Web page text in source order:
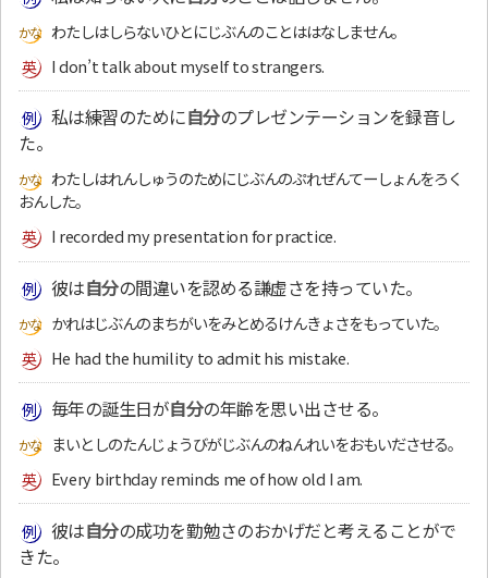
わたしはしらないひとにじぶんのことははなしません。
I don’t talk about myself to strangers.
私は練習のために自分のプレゼンテーションを録音し
た。
わたしはれんしゅうのためにじぶんのぷれぜんてーしょんをろく
おんした。
I recorded my presentation for practice.
彼は自分の間違いを認める謙虚さを持っていた。
かれはじぶんのまちがいをみとめるけんきょさをもっていた。
He had the humility to admit his mistake.
毎年の誕生日が自分の年齢を思い出させる。
まいとしのたんじょうびがじぶんのねんれいをおもいださせる。
Every birthday reminds me of how old I am.
彼は自分の成功を勤勉さのおかげだと考えることがで
きた。